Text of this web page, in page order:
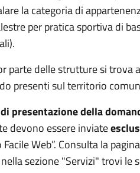
la categoria di
per pratica sportiva di
parte delle strutture si trova
presenti sul territorio
presentazione della
devono essere inviate
Facile Web”. Consulta la
sezione "Servizi" trovi le